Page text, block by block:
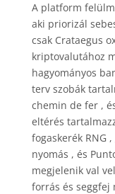
A platform
aki priorizál
csak Crataegus
kriptovalutához
hagyományos
terv szobák
chemin de fer ,
eltérés
fogaskerék RNG
nyomás , és
megjelenik val
forrás és seggfej